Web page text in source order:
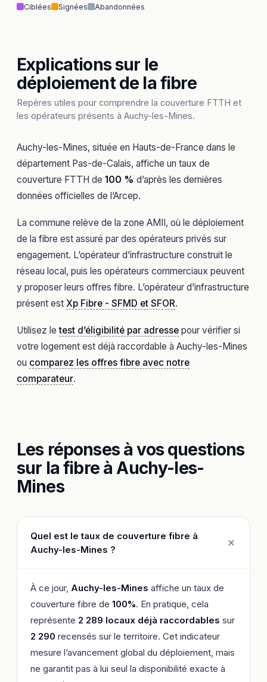
Ciblées
Signées Abandonnées
Explications sur le
déploiement de la fibre
Repères utiles pour comprendre la couverture FTTH et
les opérateurs présents à Auchy-les-Mines.
Auchy-les-Mines, située en Hauts-de-France dans le
département Pas-de-Calais, affiche un taux de
couverture FTTH de 100 % d’après les dernières
données officielles de l’Arcep.
La commune relève de la zone AMII, où le déploiement
de la fibre est assuré par des opérateurs privés sur
engagement. L’opérateur d’infrastructure construit le
réseau local, puis les opérateurs commerciaux peuvent
y proposer leurs offres fibre. L’opérateur d’infrastructure
présent est Xp Fibre - SFMD et SFOR.
Utilisez letest d’éligibilité par adresse pour vérifier si
votre logement est déjà raccordable à Auchy-les-Mines
ou comparez les offres fibre avec notre
comparateur.
Les réponses à vos questions
sur la fibre à Auchy-les-
Mines
Quel est le taux de couverture fibre à
Auchy-les-Mines ?
À ce jour, Auchy-les-Mines affiche un taux de
couverture fibre de 100%. En pratique, cela
représente 2 289 locaux déjà raccordables sur
2 290 recensés sur le territoire. Cet indicateur
mesure l’avancement global du déploiement, mais
ne garantit pas à lui seul la disponibilité exacte à